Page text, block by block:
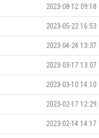
2023-08-12 09:18
2023-05-22 16:53
2023-04-24 13:37
2023-03-17 13:07
2023-03-10 14:10
2023-02-17 12:29
2023-02-14 14:17